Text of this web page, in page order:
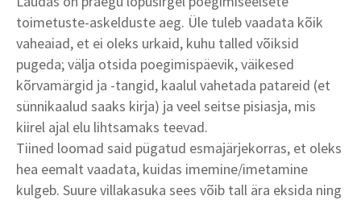
toimetuste-askelduste aeg. Üle tuleb vaadata kõik
vaheaiad, et ei oleks urkaid, kuhu talled võiksid
pugeda; välja otsida poegimispäevik, väikesed
kõrvamärgid ja -tangid, kaalul vahetada patareid (et
sünnikaalud saaks kirja) ja veel seitse pisiasja, mis
kiirel ajal elu lihtsamaks teevad.
Tiined loomad said pügatud esmajärjekorras, et oleks
hea eemalt vaadata, kuidas imemine/imetamine
kulgeb. Suure villakasuka sees võib tall ära eksida ning